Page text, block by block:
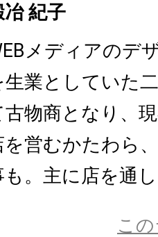
冶 紀子
メディアのデ
生業としていた
古物商となり、
を営むかたわら
も。主に店を通
こ